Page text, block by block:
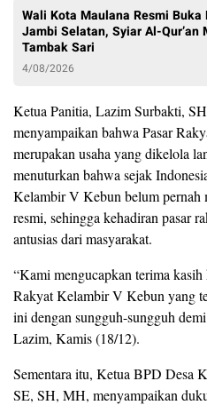
Wali Kota Maulana Resmi Buka
Jambi Selatan, Syiar Al-Qur’an
Tambak Sari
4/08/2026
Ketua Panitia, Lazim Surbakti,
menyampaikan bahwa Pasar
merupakan usaha yang dikelola
menuturkan bahwa sejak
Kelambir V Kebun belum pernah
resmi, sehingga kehadiran pasar
antusias dari masyarakat.
“Kami mengucapkan terima
Rakyat Kelambir V Kebun yang
ini dengan sungguh-sungguh
Lazim, Kamis (18/12).
Sementara itu, Ketua BPD Desa
SE, SH, MH, menyampaikan